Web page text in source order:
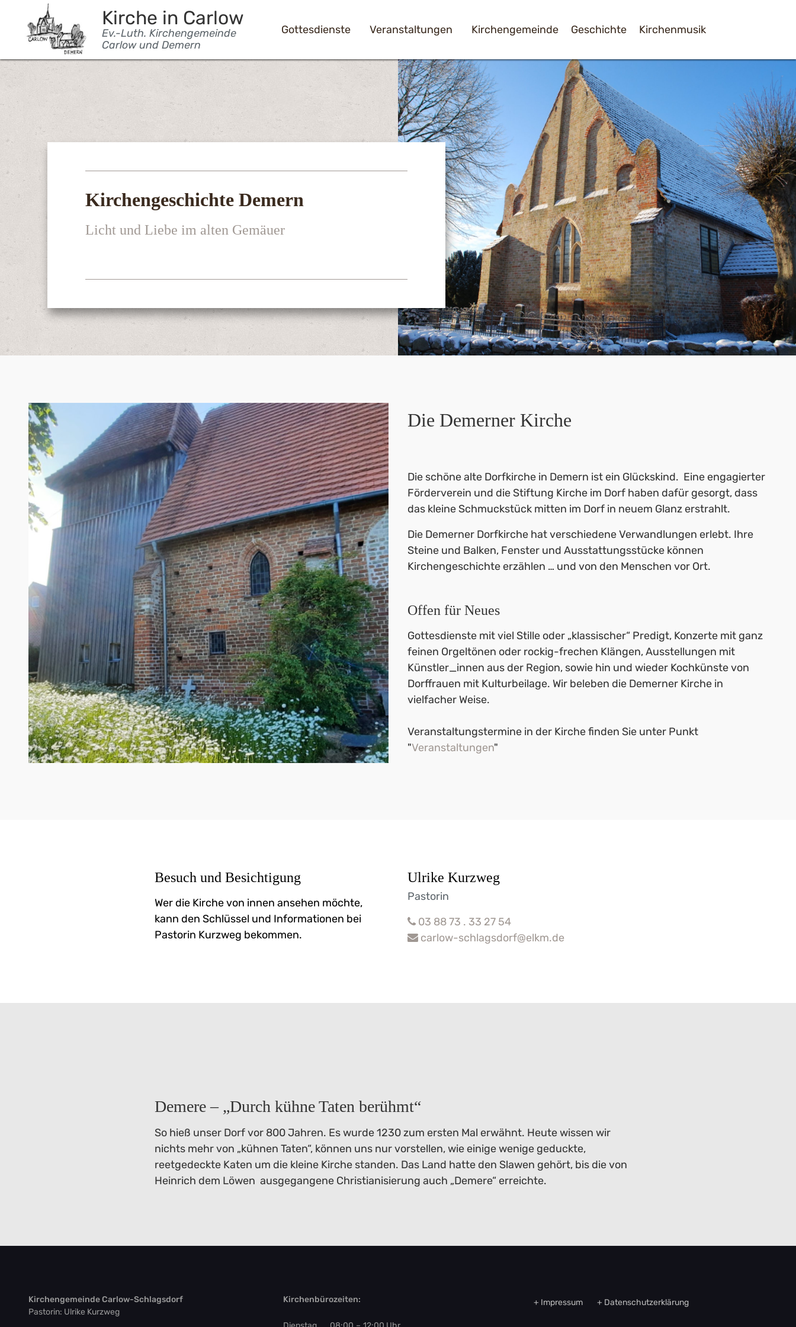
Kirche in Carlow
Ev.-Luth. Kirchengemeinde
Carlow und Demern
Gottesdienste Veranstaltungen Kirchengemeinde Geschichte Kirchenmusik
Kirchengeschichte Demern
Licht und Liebe im alten Gemäuer
Die Demerner Kirche
Die schöne alte Dorfkirche in Demern ist ein Glückskind. Eine engagierter
Förderverein und die Stiftung Kirche im Dorf haben dafür gesorgt, dass
das kleine Schmuckstück mitten im Dorf in neuem Glanz erstrahlt.
Die Demerner Dorfkirche hat verschiedene Verwandlungen erlebt. Ihre
Steine und Balken, Fenster und Ausstattungsstücke können
Kirchengeschichte erzählen … und von den Menschen vor Ort.
Offen für Neues
Gottesdienste mit viel Stille oder „klassischer“ Predigt, Konzerte mit ganz
feinen Orgeltönen oder rockig-frechen Klängen, Ausstellungen mit
Künstler_innen aus der Region, sowie hin und wieder Kochkünste von
Dorffrauen mit Kulturbeilage. Wir beleben die Demerner Kirche in
vielfacher Weise.
Veranstaltungstermine in der Kirche finden Sie unter Punkt
"Veranstaltungen"
Besuch und Besichtigung
Wer die Kirche von innen ansehen möchte,
kann den Schlüssel und Informationen bei
Pastorin Kurzweg bekommen.
Ulrike Kurzweg
Pastorin
03 88 73 . 33 27 54
carlow-schlagsdorf@elkm.de
Demere – „Durch kühne Taten berühmt“
So hieß unser Dorf vor 800 Jahren. Es wurde 1230 zum ersten Mal erwähnt. Heute wissen wir
nichts mehr von „kühnen Taten“, können uns nur vorstellen, wie einige wenige geduckte,
reetgedeckte Katen um die kleine Kirche standen. Das Land hatte den Slawen gehört, bis die von
Heinrich dem Löwen ausgegangene Christianisierung auch „Demere“ erreichte.
Kirchengemeinde Carlow-Schlagsdorf
Pastorin: Ulrike Kurzweg
Kirchenbürozeiten: Impressum Datenschutzerklärung